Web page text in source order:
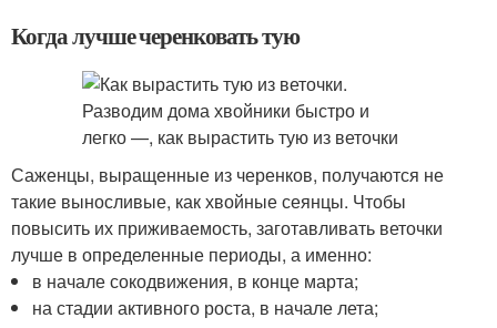
Когда лучше черенковать тую
Саженцы, выращенные из черенков, получаются не
такие выносливые, как хвойные сеянцы. Чтобы
повысить их приживаемость, заготавливать веточки
лучше в определенные периоды, а именно:
в начале сокодвижения, в конце марта;
на стадии активного роста, в начале лета;